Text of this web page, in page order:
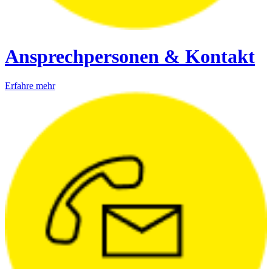
Ansprechpersonen & Kontakt
Erfahre mehr